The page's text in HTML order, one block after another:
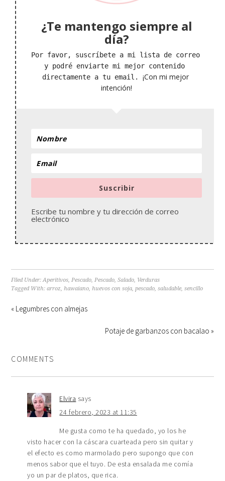
¿Te mantengo siempre al
día?
Por favor, suscríbete a mi lista de correo
y podré enviarte mi mejor contenido
directamente a tu email. ¡Con mi mejor
intención!
Suscribir
Escribe tu nombre y tu dirección de correo
electrónico
Filed Under:Aperitivos,Pescado,Pescado,Salado, Verduras
Tagged With:arroz,hawaiano,huevos con soja,pescado,saludable,sencillo
« Legumbres con almejas
Potaje de garbanzos con bacalao »
COMMENTS
Elvira says
24 febrero, 2023 at 11:35
Me gusta como te ha quedado, yo los he
visto hacer con la cáscara cuarteada pero sin quitar y
el efecto es como marmolado pero supongo que con
menos sabor que el tuyo. De esta ensalada me comía
yo un par de platos, que rica.